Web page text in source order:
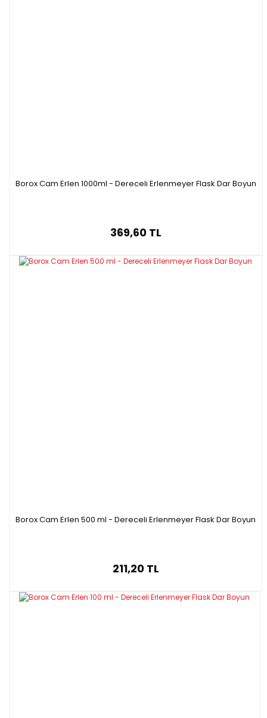
Borox Cam Erlen 1000ml - Dereceli Erlenmeyer Flask Dar Boyun
369,60 TL
Borox Cam Erlen 500 ml - Dereceli Erlenmeyer Flask Dar Boyun
211,20 TL